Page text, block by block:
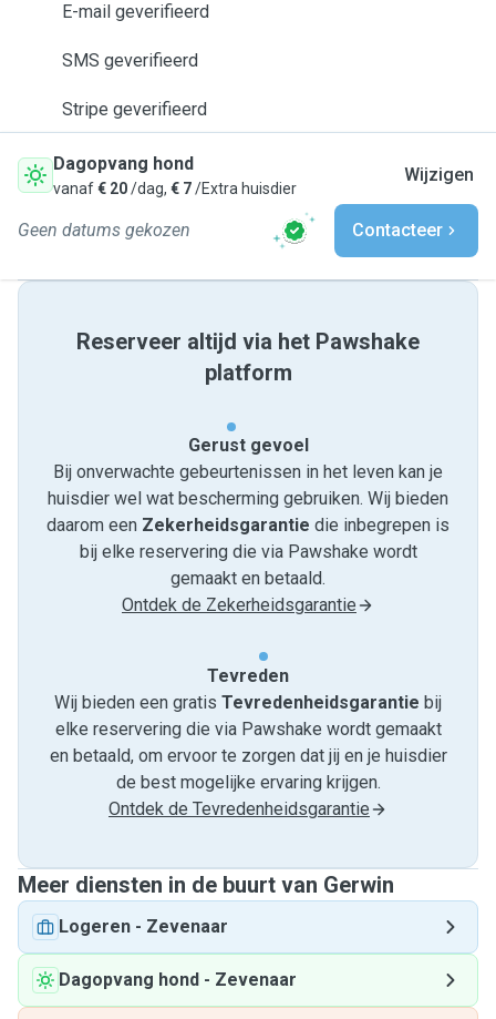
E-mail geverifieerd
SMS geverifieerd
Stripe geverifieerd
Dagopvang hond
vanaf€ 20/dag, € 7/Extra huisdier
Wijzigen
Geen datums gekozen Contacteer
Reserveer altijd via het Pawshake
platform
Gerust gevoel
Bij onverwachte gebeurtenissen in het leven kan je
huisdier wel wat bescherming gebruiken. Wij bieden
daarom een Zekerheidsgarantie die inbegrepen is
bij elke reservering die via Pawshake wordt
gemaakt en betaald.
Ontdek de Zekerheidsgarantie
Tevreden
Wij bieden een gratis Tevredenheids­garantie bij
elke reservering die via Pawshake wordt gemaakt
en betaald, om ervoor te zorgen dat jij en je huisdier
de best mogelijke ervaring krijgen.
Ontdek de Tevredenheidsgarantie
Meer diensten in de buurt van Gerwin
Logeren - Zevenaar
Dagopvang hond - Zevenaar